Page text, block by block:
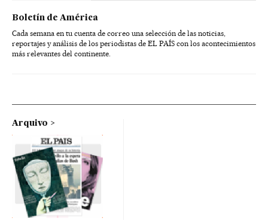
Boletín de América
Cada semana en tu cuenta de correo una selección de las noticias,
reportajes y análisis de los periodistas de EL PAÍS con los acontecimientos
más relevantes del continente.
Arquivo